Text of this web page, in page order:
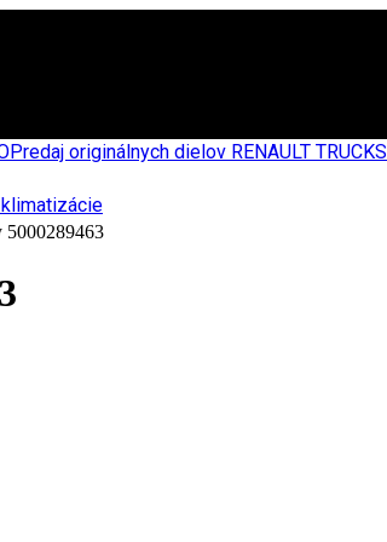
Predaj originálnych dielov RENAULT TRUCKS